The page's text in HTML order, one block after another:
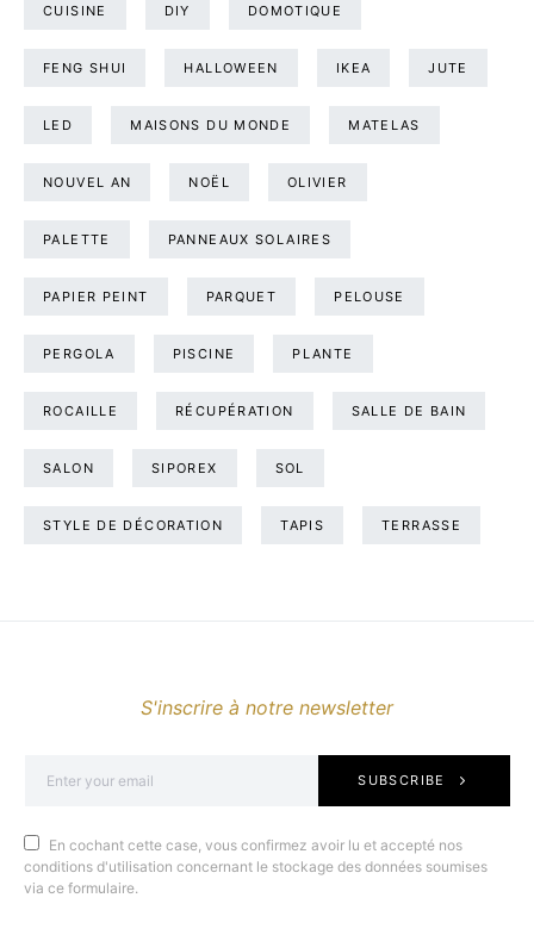
CUISINE DIY DOMOTIQUE
FENG SHUI HALLOWEEN IKEA JUTE
LED MAISONS DU MONDE MATELAS
NOUVEL AN NOËL OLIVIER
PALETTE PANNEAUX SOLAIRES
PAPIER PEINT PARQUET PELOUSE
PERGOLA PISCINE PLANTE
ROCAILLE RÉCUPÉRATION SALLE DE BAIN
SALON SIPOREX SOL
STYLE DE DÉCORATION TAPIS TERRASSE
S'inscrire à notre newsletter
SUBSCRIBE
En cochant cette case, vous confirmez avoir lu et accepté nos
conditions d'utilisation concernant le stockage des données soumises
via ce formulaire.